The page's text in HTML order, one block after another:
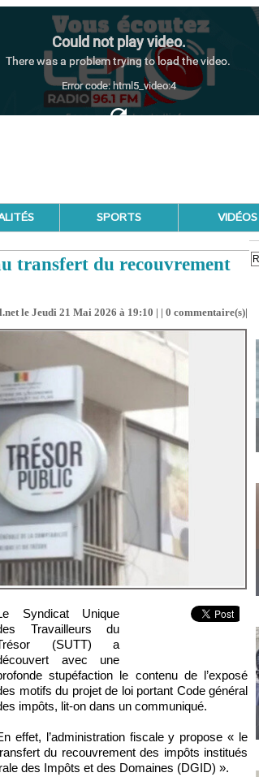
SPORTS VIDÉOS
transfert du recouvrement
le Jeudi 21 Mai 2026 à 19:10 | | 0 commentaire(s)|
Syndicat Unique
Travailleurs du
(SUTT) a
avec une
stupéfaction le contenu de l’exposé
motifs du projet de loi portant Code général
impôts, lit-on dans un communiqué.
effet, l’administration fiscale y propose « le
du recouvrement des impôts institués
des Impôts et des Domaines (DGID) ».